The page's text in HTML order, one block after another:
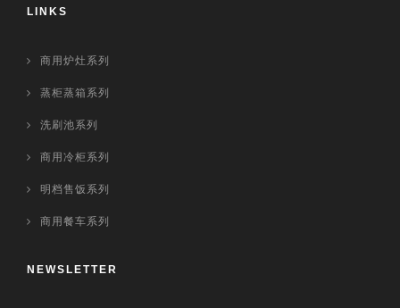
LINKS
商用炉灶系列
蒸柜蒸箱系列
洗刷池系列
商用冷柜系列
明档售饭系列
商用餐车系列
NEWSLETTER